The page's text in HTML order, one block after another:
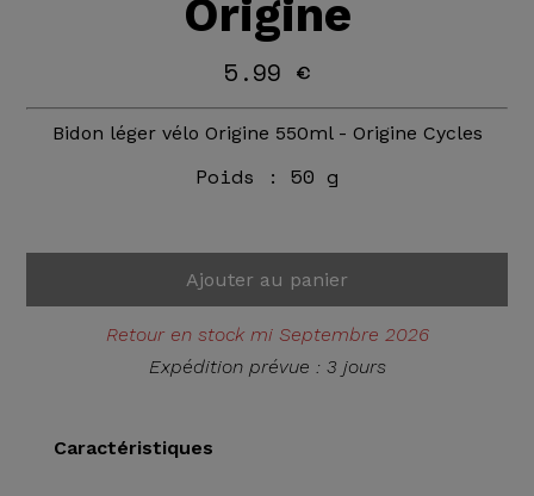
Origine
5.99 €
Bidon léger vélo Origine 550ml - Origine Cycles
Poids : 50 g
Ajouter au panier
Retour en stock mi Septembre 2026
Expédition prévue : 3 jours
Caractéristiques